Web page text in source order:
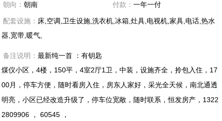
朝向： 朝南 付款： 一年一付
配套设施： 床,空调,卫生设施,洗衣机,冰箱,灶具,电视机,家具,电话,热水
器,宽带,暖气,
备注说明： 最新纯一首 ：有钥匙
煤仪小区，4楼，150平，4室2厅1卫，中装，设施齐全，拎包入住，17
00月，停车方便，随时看房入住，房东人家好，采光全天候，南北通透
明亮，小区已经改造升级了，停车位宽敞，随时联系，恒发房产，1322
2809906 ， 60545 ，